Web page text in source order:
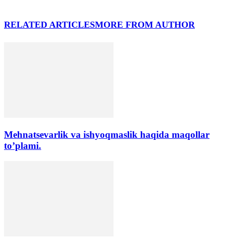
RELATED ARTICLESMORE FROM AUTHOR
Mehnatsevarlik va ishyoqmaslik haqida maqollar
to’plami.